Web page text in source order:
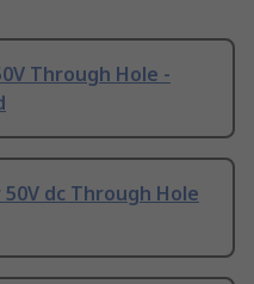
Through Hole -
dc Through Hole